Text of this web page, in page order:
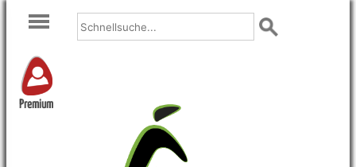
Premium